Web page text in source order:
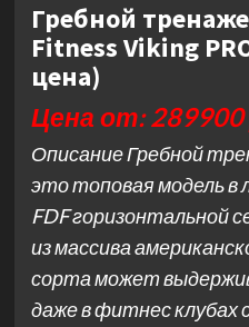
Гребной
Fitness Viking
цена)
Цена от: 289900
Описание Гребной
это топовая модель в
FDF горизонтальной
из массива
сорта может
даже в фитнес клубах